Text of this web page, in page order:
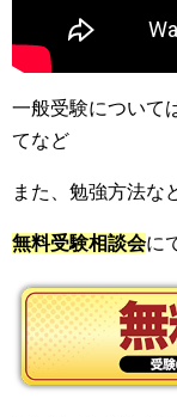
一般受験について
てなど
また、勉強方法な
無料受験相談会に